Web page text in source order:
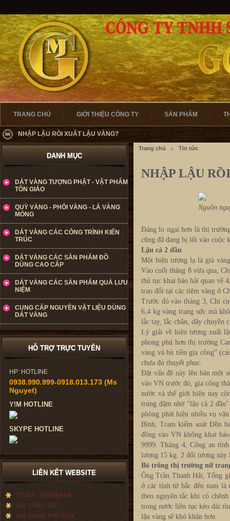
TRANG CHỦ GIỚI THIỆU CÔNG TY SẢN PHẨM
NHẬP LẬU RỒI XUẤT LẬU VÀNG?
Trang chủ Tin tức
NHẬP LẬU
Nguồn
Đáng lo ngại hơn là thị
cũng đã đang bị lôi vào cuộc
Lậu cả 2 đầu
Một hiện tượng lạ là giá
Vào cuối tháng 8 vừa qua,
thủ tục khai báo hải quan về
trao đổi tại các tiệm vàng ở
Trước đó vào tháng 3, Chi
6,4 kg vàng trang sức mà
lắc tay, lắc chân, dây chuyền
Lý giải về hiện tượng xuất
phong phú hơn thị trường
vàng và bù tiền gia công”
chưa đủ thuyết phục.
Đặt vấn đề này lên bàn một
vào VN trước đó, gia công
nước và thế giới hiện nay
trúng đậm nhờ "lậu cả 2
phòng phát hiện nhiều vụ
Bình, Trạm kiểm soát Đồn
đồng vào VN không khai
9999. Tháng 4, Công an
lượng 15 kg. 2 đối tượng này
Bỏ trống thị trường nữ
Ông Trần Thanh Hải, Tổng
ở các tỉnh từ bắc đến nam
theo nguyên tắc khi có
trong nước liên tục kéo dài
lậu vàng sẽ khó khăn hơn.
DANH MỤC
DÁT VÀNG TƯỢNG PHẬT - VẬT PHẨM
TÔN GIÁO
QUỲ VÀNG - PHÔI VÀNG - LÁ VÀNG
MỎNG
DÁT VÀNG CÁC CÔNG TRÌNH KIẾN
TRÚC
DÁT VÀNG CÁC SẢN PHẨM ĐỒ
DÙNG CAO CẤP
DÁT VÀNG CÁC SẢN PHẨM QUÀ LƯU
NIỆM
CUNG CẤP NGUYÊN VẬT LIỆU DÙNG
DÁT VÀNG
HỖ TRỢ TRỰC TUYẾN
HP: HOTLINE
0938.990.999-0918.013.173 (Ms
Nguyet)
Y!M HOTLINE
SKYPE HOTLINE
LIÊN KẾT WEBSITE
TỶ GIÁ - EXIMBANK
GIÁ VÀNG SJC
GIÁ VÀNG THẾ GIỚI